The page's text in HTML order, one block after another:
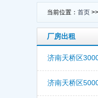
当前位置： 首页
厂房出租
济南天桥区
济南天桥区